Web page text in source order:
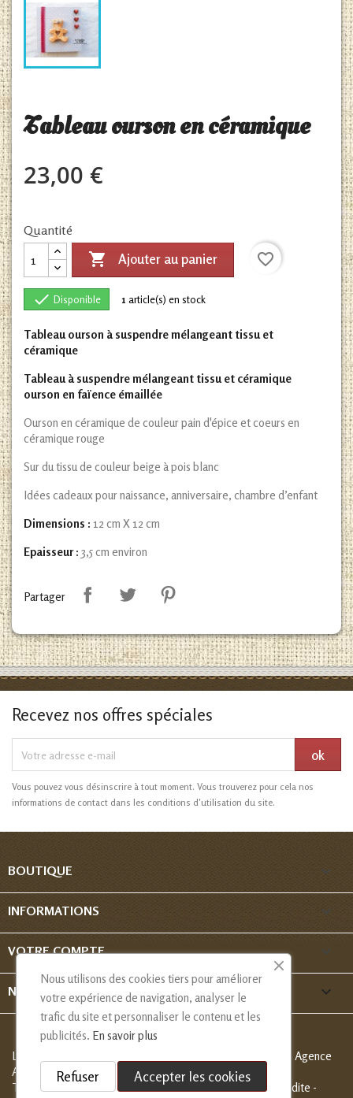
Tableau ourson en céramique
23,00 €
Quantité
 Ajouter au panier favorite_border
 Disponible 1 article(s) en stock
Tableau ourson à suspendre mélangeant tissu et
céramique
Tableau à suspendre mélangeant tissu et céramique
ourson en faïence émaillée
Ourson en céramique de couleur pain d'épice et coeurs en
céramique rouge
Sur du tissu de couleur beige à pois blanc
Idées cadeaux pour naissance, anniversaire, chambre d’enfant
Dimensions : 12 cm X 12 cm
Epaisseur : 3,5 cm environ
Partager
Recevez nos offres spéciales
Vous pouvez vous désinscrire à tout moment. Vous trouverez pour cela nos
informations de contact dans les conditions d'utilisation du site.
BOUTIQUE 
INFORMATIONS 
VOTRE COMPTE 
NOUS CONTACTER keyboard_arrow_down
Les Créations de Nadia - Copyright
© 2013-2026 - Création Agence
Alcaweb
Tous droits réservés, modèles déposés, reproduction interdite -
Nous utilisons des cookies tiers pour améliorer
votre expérience de navigation, analyser le
trafic du site et personnaliser le contenu et les
publicités. En savoir plus
Accepter les cookies
Refuser